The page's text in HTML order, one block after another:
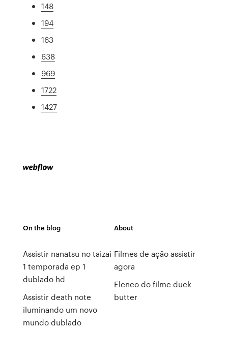
148
194
163
638
969
1722
1427
On the blog
Assistir nanatsu no taizai
1 temporada ep 1
dublado hd
Assistir death note
iluminando um novo
mundo dublado
About
Filmes de ação assistir
agora
Elenco do filme duck
butter